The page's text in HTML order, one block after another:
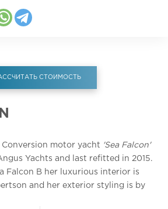
СТОИМОСТЬ
Conversion motor yacht 'Sea Falcon'
Yachts and last refitted in 2015.
Falcon B her luxurious interior is
and her exterior styling is by